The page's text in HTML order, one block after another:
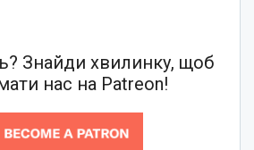
Знайди хвилинку, щоб
нас на Patreon!